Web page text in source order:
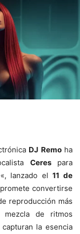
DJ Remoha
Cerespara
«, lanzado el11 de
promete convertirse
reproducción más
mezcla de ritmos
la esencia